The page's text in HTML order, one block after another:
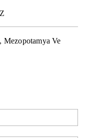
Mezopotamya Ve